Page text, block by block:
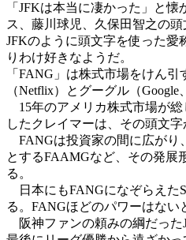
「JFKは本当に凄かった」と
ス、藤川球児、久保田智之の
JFKのように頭文字を使った愛
りわけ好きなようだ。
「FANG」は株式市場をけん
（Netflix）とグーグル（
15年のアメリカ株式市場が総
したクレイマーは、その頭文
FANGは投資家の間に広がり
とするFAAMGなど、その発展
る。
日本にもFANGになぞらえた
る。FANGほどのパワーはな
阪神ファンの頼みの綱だった